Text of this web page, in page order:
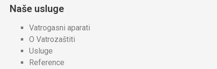
Naše usluge
Vatrogasni aparati
O Vatrozaštiti
Usluge
Reference